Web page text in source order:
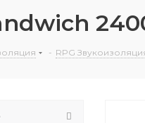
- RPG